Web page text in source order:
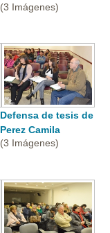
(3 Imágenes)
Defensa de tesis de
Perez Camila
(3 Imágenes)